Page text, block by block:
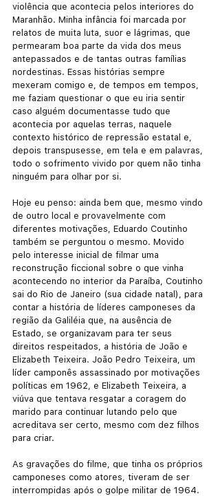
violência que acontecia pelos interiores do
Maranhão. Minha infância foi marcada por
relatos de muita luta, suor e lágrimas, que
permearam boa parte da vida dos meus
antepassados e de tantas outras famílias
nordestinas. Essas histórias sempre
mexeram comigo e, de tempos em tempos,
me faziam questionar o que eu iria sentir
caso alguém documentasse tudo que
acontecia por aquelas terras, naquele
contexto histórico de repressão estatal e,
depois transpusesse, em tela e em palavras,
todo o sofrimento vivido por quem não tinha
ninguém para olhar por si.
Hoje eu penso: ainda bem que, mesmo vindo
de outro local e provavelmente com
diferentes motivações, Eduardo Coutinho
também se perguntou o mesmo. Movido
pelo interesse inicial de filmar uma
reconstrução ficcional sobre o que vinha
acontecendo no interior da Paraíba, Coutinho
sai do Rio de Janeiro (sua cidade natal), para
contar a história de líderes camponeses da
região da Galiléia que, na ausência de
Estado, se organizavam para ter seus
direitos respeitados, a história de João e
Elizabeth Teixeira. João Pedro Teixeira, um
líder camponês assassinado por motivações
políticas em 1962, e Elizabeth Teixeira, a
viúva que tentava resgatar a coragem do
marido para continuar lutando pelo que
acreditava ser certo, mesmo com dez filhos
para criar.
As gravações do filme, que tinha os próprios
camponeses como atores, tiveram de ser
interrompidas após o golpe militar de 1964.